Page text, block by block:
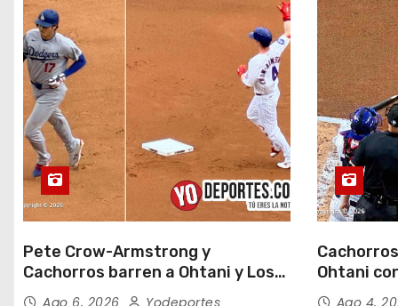
d
a
s
Pete Crow-Armstrong y
Cachorros barren a Ohtani y Los
Dodgers
Ohtani
Field